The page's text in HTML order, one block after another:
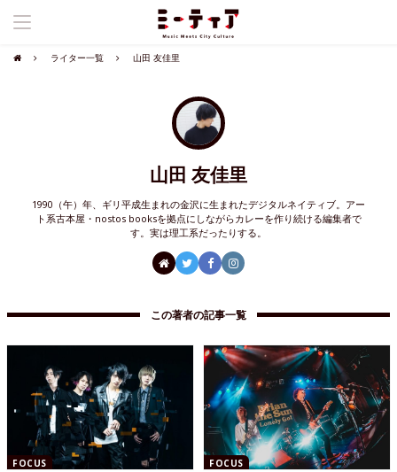
ライター一覧 山田 友佳里
山田 友佳里
1990（午）年、ギリ平成生まれの金沢に生まれたデジタルネイティブ。アー
ト系古本屋・nostos booksを拠点にしながらカレーを作り続ける編集者で
す。実は理工系だったりする。
この著者の記事一覧
FOCUS FOCUS